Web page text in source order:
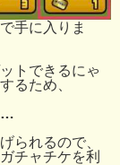
手に入りま
トできるにゃ
るため、
られるので、
チャチケを利